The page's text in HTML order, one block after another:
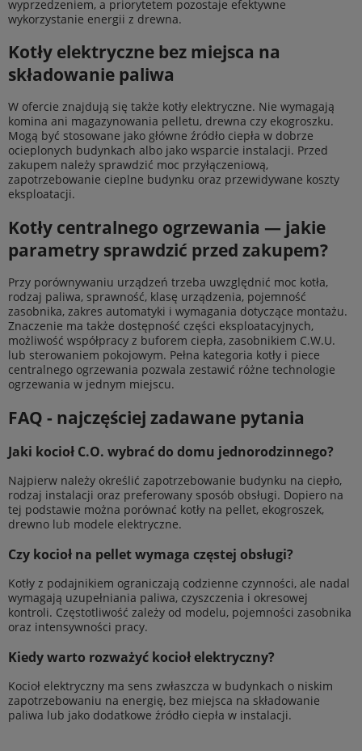
wyprzedzeniem, a priorytetem pozostaje efektywne
wykorzystanie energii z drewna.
Kotły elektryczne bez miejsca na
składowanie paliwa
W ofercie znajdują się także kotły elektryczne. Nie wymagają
komina ani magazynowania pelletu, drewna czy ekogroszku.
Mogą być stosowane jako główne źródło ciepła w dobrze
ocieplonych budynkach albo jako wsparcie instalacji. Przed
zakupem należy sprawdzić moc przyłączeniową,
zapotrzebowanie cieplne budynku oraz przewidywane koszty
eksploatacji.
Kotły centralnego ogrzewania — jakie
parametry sprawdzić przed zakupem?
Przy porównywaniu urządzeń trzeba uwzględnić moc kotła,
rodzaj paliwa, sprawność, klasę urządzenia, pojemność
zasobnika, zakres automatyki i wymagania dotyczące montażu.
Znaczenie ma także dostępność części eksploatacyjnych,
możliwość współpracy z buforem ciepła, zasobnikiem C.W.U.
lub sterowaniem pokojowym. Pełna kategoria kotły i piece
centralnego ogrzewania pozwala zestawić różne technologie
ogrzewania w jednym miejscu.
FAQ - najczęściej zadawane pytania
Jaki kocioł C.O. wybrać do domu jednorodzinnego?
Najpierw należy określić zapotrzebowanie budynku na ciepło,
rodzaj instalacji oraz preferowany sposób obsługi. Dopiero na
tej podstawie można porównać kotły na pellet, ekogroszek,
drewno lub modele elektryczne.
Czy kocioł na pellet wymaga częstej obsługi?
Kotły z podajnikiem ograniczają codzienne czynności, ale nadal
wymagają uzupełniania paliwa, czyszczenia i okresowej
kontroli. Częstotliwość zależy od modelu, pojemności zasobnika
oraz intensywności pracy.
Kiedy warto rozważyć kocioł elektryczny?
Kocioł elektryczny ma sens zwłaszcza w budynkach o niskim
zapotrzebowaniu na energię, bez miejsca na składowanie
paliwa lub jako dodatkowe źródło ciepła w instalacji.